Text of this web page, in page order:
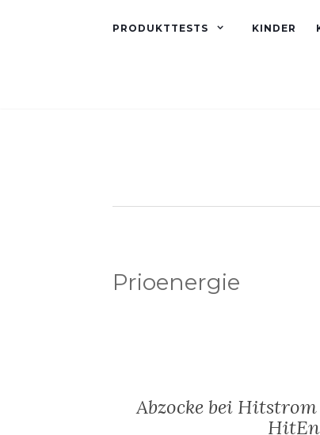
PRODUKTTESTS KINDER
Prioenergie
Abzocke bei